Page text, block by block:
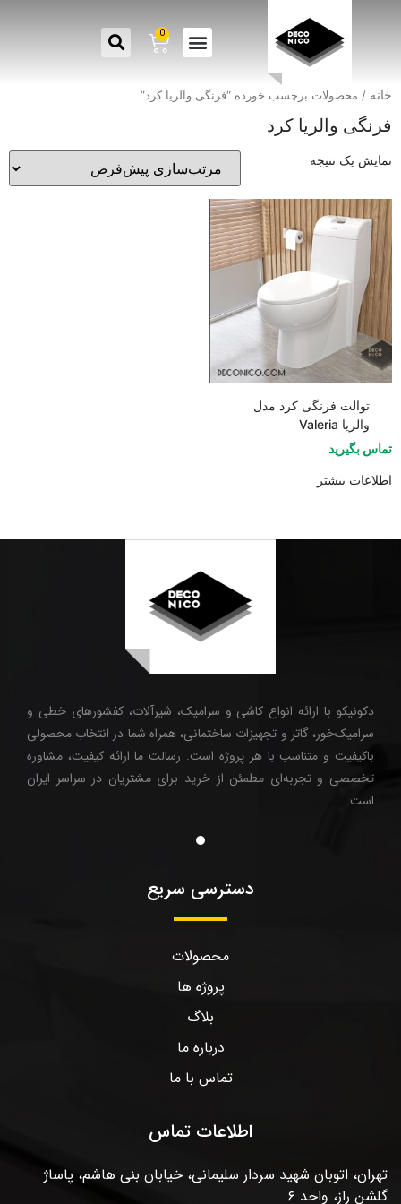
0
خانه / محصولات برچسب خورده “فرنگی والریا کرد”
فرنگی والریا کرد
نمایش یک نتیجه
توالت فرنگی کرد مدل
والریا Valeria
تماس بگیرید
اطلاعات بیشتر
دکونیکو با ارائه انواع کاشی و سرامیک، شیرآلات، کفشورهای خطی و
سرامیک‌خور، گاتر و تجهیزات ساختمانی، همراه شما در انتخاب محصولی
باکیفیت و متناسب با هر پروژه است. رسالت ما ارائه کیفیت، مشاوره
تخصصی و تجربه‌ای مطمئن از خرید برای مشتریان در سراسر ایران
است.
دسترسی سریع
محصولات
پروژه ها
بلاگ
درباره ما
تماس با ما
اطلاعات تماس
تهران، اتوبان شهید سردار سلیمانی، خیابان بنی هاشم، پاساژ
گلشن راز، واحد ۶